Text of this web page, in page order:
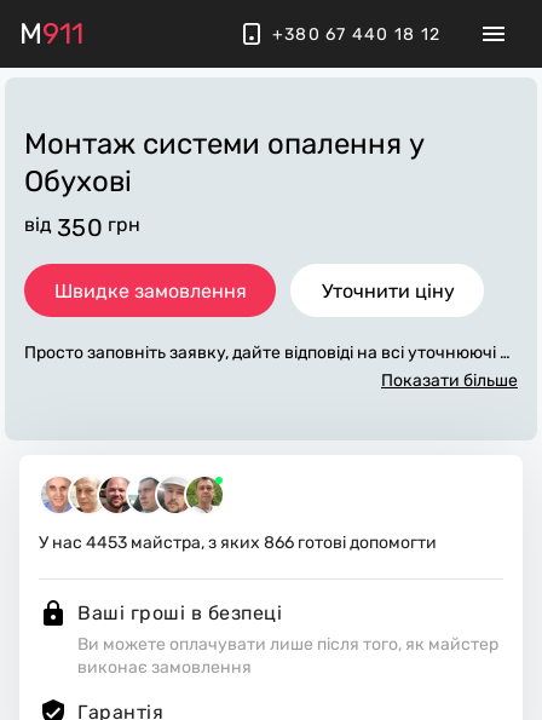
M911 +380 67 440 18 12
Монтаж системи опалення у
Обухові
від 350 грн
Швидке замовлення Уточнити ціну
Просто заповніть заявку, дайте відповіді на всі уточнюючі за
питання по «монтаж системи опалення». Ми зв'яжемося з
и. Виконавці стежать за чистотою та прибирають робоче мі
сце.
Показати більше
У нас 4453 майстра, з яких 866 готові допомогти
Ваші гроші в безпеці
Ви можете оплачувати лише після того, як майстер
виконає замовлення
Гарантія